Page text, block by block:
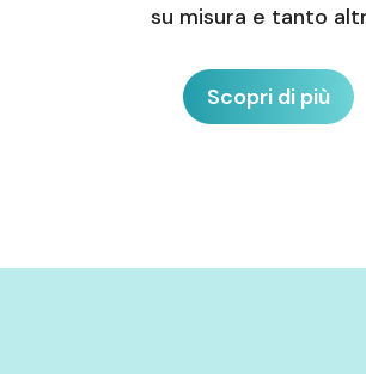
su misura e tanto
Scopri di più